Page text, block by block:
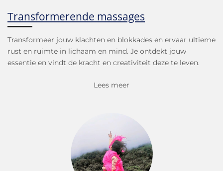
Transformerende massages
Transformeer jouw klachten en blokkades en ervaar ultieme
rust en ruimte in lichaam en mind. Je ontdekt jouw
essentie en vindt de kracht en creativiteit deze te leven.
Lees meer